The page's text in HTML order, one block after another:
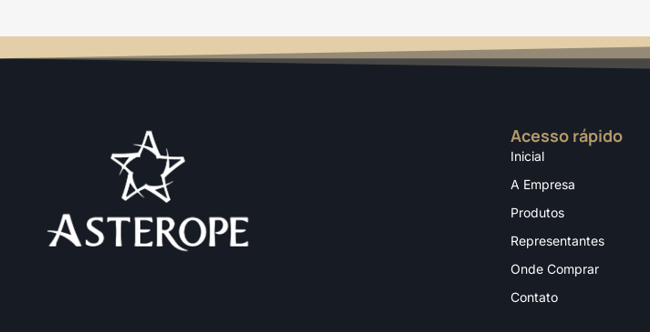
Acesso rápido
Inicial
A Empresa
Produtos
Representantes
Onde Comprar
Contato